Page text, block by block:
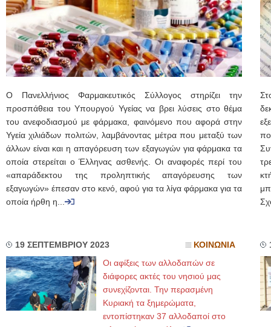
Ο Πανελλήνιος Φαρμακευτικός Σύλλογος στηρίζει την
προσπάθεια του Υπουργού Υγείας να βρει λύσεις στο θέμα
του ανεφοδιασμού με φάρμακα, φαινόμενο που αφορά στην
Υγεία χιλιάδων πολιτών, λαμβάνοντας μέτρα που μεταξύ των
άλλων είναι και η απαγόρευση των εξαγωγών για φάρμακα τα
οποία στερείται ο Έλληνας ασθενής. Οι αναφορές περί του
«απαράδεκτου της προληπτικής απαγόρευσης των
εξαγωγών» έπεσαν στο κενό, αφού για τα λίγα φάρμακα για τα
οποία ήρθη η...
19 ΣΕΠΤΕΜΒΡΙΟΥ 2023 ΚΟΙΝΩΝΙΑ
Οι αφίξεις των αλλοδαπών σε
διάφορες ακτές του νησιού μας
συνεχίζονται. Την περασμένη
Κυριακή τα ξημερώματα,
εντοπίστηκαν 37 αλλοδαποί στο